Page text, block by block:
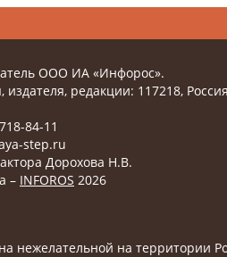
ООО ИА «Инфорос».
издателя, редакции: 117218,
84-11
step.ru
Дорохова Н.В.
– INFOROS 2026
нежелательной на территории